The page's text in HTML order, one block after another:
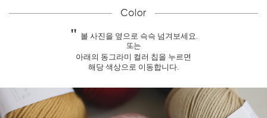
" 볼 사진을 옆으로 슥슥 넘겨보세요.
또는
아래의 동그라미 컬러 칩을 누르면
해당 색상으로 이동합니다.